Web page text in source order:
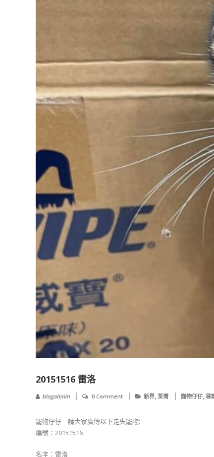
20151516 雷洛
blogadmin 0 Comment 新界 荃灣 寵物仔仔 尋
寵物仔仔 – 請大家廣傳以下走失寵物:
編號：20151516
名字：雷洛